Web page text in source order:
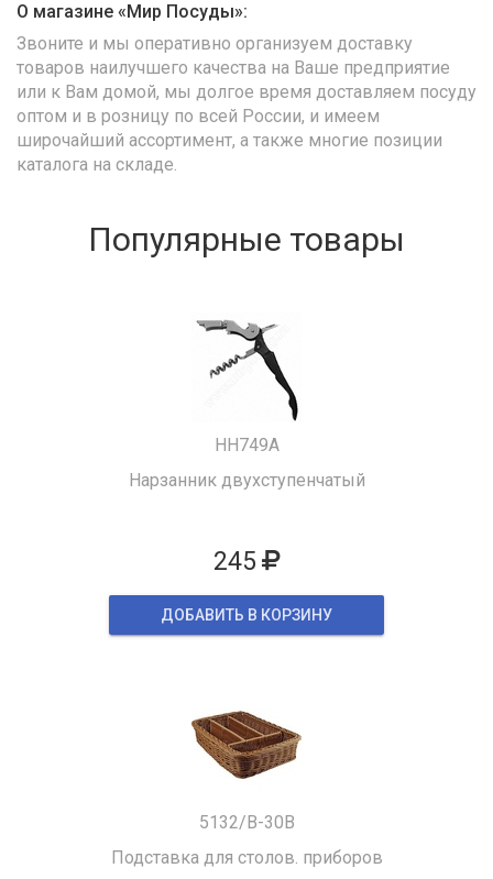
О магазине «Мир Посуды»:
Звоните и мы оперативно организуем доставку
товаров наилучшего качества на Ваше предприятие
или к Вам домой, мы долгое время доставляем посуду
оптом и в розницу по всей России, и имеем
широчайший ассортимент, а также многие позиции
каталога на складе.
Популярные товары
HH749A
Нарзанник двухступенчатый
245
ДОБАВИТЬ В КОРЗИНУ
5132/B-30B
Подставка для столов. приборов